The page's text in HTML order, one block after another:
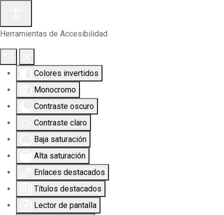
Herramientas de Accesibilidad
Colores invertidos
Monocromo
Contraste oscuro
Contraste claro
Baja saturación
Alta saturación
Enlaces destacados
Títulos destacados
Lector de pantalla